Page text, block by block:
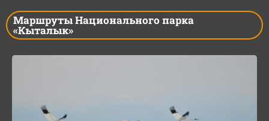
Маршруты Национального парка
«Кыталык»